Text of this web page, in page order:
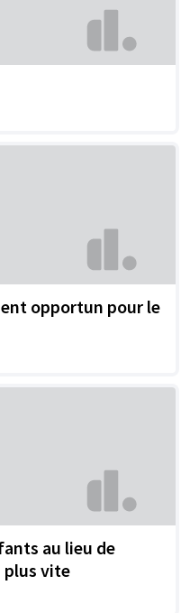
opportun pour le
au lieu de
plus vite